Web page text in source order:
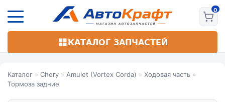
основному
КАТАЛОГ ЗАПЧАСТЕЙ
Каталог » Chery » Amulet (Vortex Corda) » Ходовая часть »
Тормоза задние